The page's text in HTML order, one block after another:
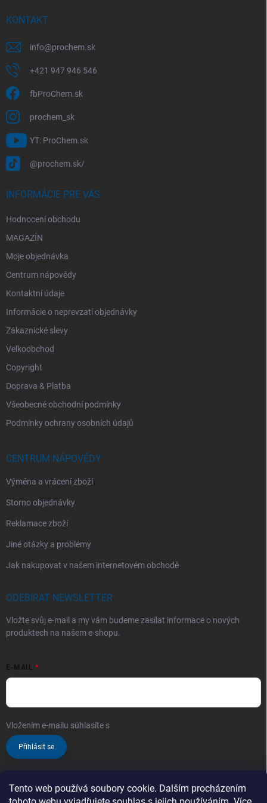
Tento web používá soubory cookie. Dalším procházením
KONTAKT
info@prochem.sk
+421 947 946 546
fbProChem.sk
prochem_sk
YT: ProChem.sk
@prochem.sk/
INFORMÁCIE PRE VÁS
Hodnocení obchodu
MAGAZÍN
Moje objednávka
Centrum nápovědy
Kontaktní údaje
Informácie o neprevzatí objednávky
Zákaznické slevy
Velkoobchod
Copyright
Doprava & Platba
Všeobecné obchodní podmínky
Podmínky ochrany osobních údajů
CENTRUM NÁPOVĚDY
Výměna a vrácení zboží
Storno objednávky
Reklamace zboží
Jiné otázky a problémy
Jak nakupovat v našem internetovém obchodě
ODEBÍRAT NEWSLETTER
Vložte svůj e-mail a my vám budeme zasílat informace o nových
produktech na našem e-shopu.
E-MAIL
Vložením e-mailu súhlasíte s
Přihlásit se